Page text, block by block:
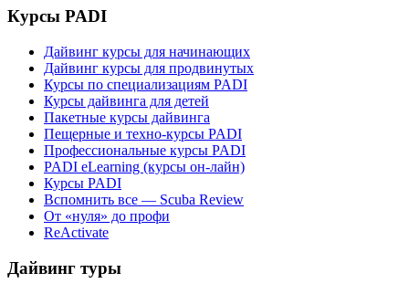
Курсы PADI
Дайвинг курсы для начинающих
Дайвинг курсы для продвинутых
Курсы по специализациям PADI
Курсы дайвинга для детей
Пакетные курсы дайвинга
Пещерные и техно-курсы PADI
Профессиональные курсы PADI
PADI eLearning (курсы он-лайн)
Курсы PADI
Вспомнить все — Scuba Review
От «нуля» до профи
ReActivate
Дайвинг туры